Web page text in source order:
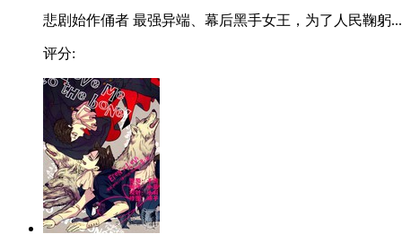
悲剧始作俑者 最强异端、幕后黑手女王，为了人民鞠躬...
评分: